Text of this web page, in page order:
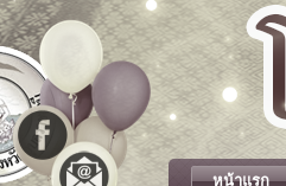
หน้าแรก